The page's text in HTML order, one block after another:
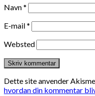
Navn*
E-mail*
Websted
Dette site anvender
hvordan din kommentar